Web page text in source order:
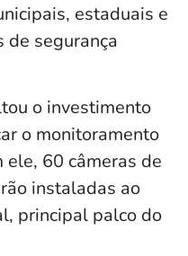
estaduais e
de segurança
o investimento
o monitoramento
ele, 60 câmeras de
instaladas ao
principal palco do